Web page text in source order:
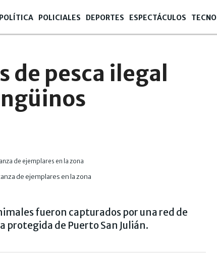
POLÍTICA POLICIALES DEPORTES ESPECTÁCULOS TECNO
de pesca ilegal
de ejemplares en la zona
fueron capturados por una red de
protegida de Puerto San Julián.